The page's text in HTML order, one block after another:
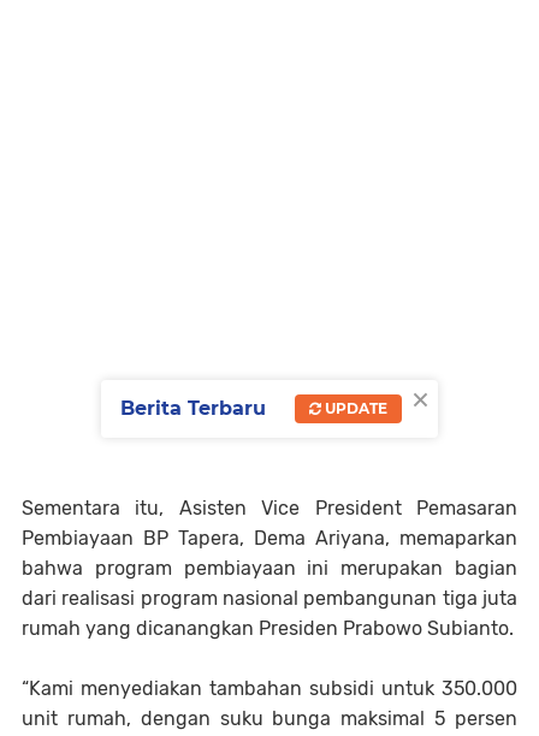
Sementara itu, Asisten Vice President Pemasaran
Pembiayaan BP Tapera, Dema Ariyana, memaparkan
bahwa program pembiayaan ini merupakan bagian
dari realisasi program nasional pembangunan tiga juta
rumah yang dicanangkan Presiden Prabowo Subianto.
“Kami menyediakan tambahan subsidi untuk 350.000
unit rumah, dengan suku bunga maksimal 5 persen
×
Berita Terbaru UPDATE